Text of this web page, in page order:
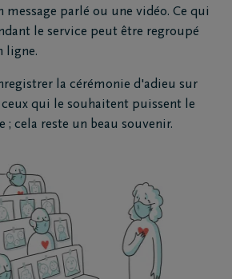
message parlé ou une vidéo. Ce qui
le service peut être regroupé
ligne.
la cérémonie d'adieu sur
qui le souhaitent puissent le
; cela reste un beau souvenir.